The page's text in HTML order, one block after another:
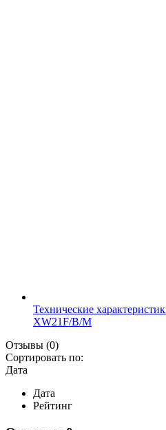
Технические
XW21F/B/M
Отзывы (0)
Сортировать по:
Дата
Дата
Рейтинг